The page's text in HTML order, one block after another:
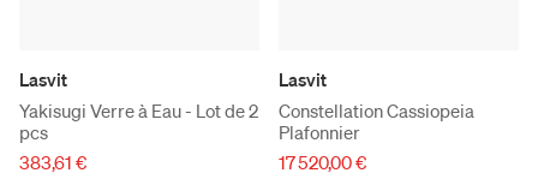
Lasvit
Yakisugi Verre à Eau - Lot de 2
pcs
383,61 €
Lasvit
Constellation Cassiopeia
Plafonnier
17 520,00 €